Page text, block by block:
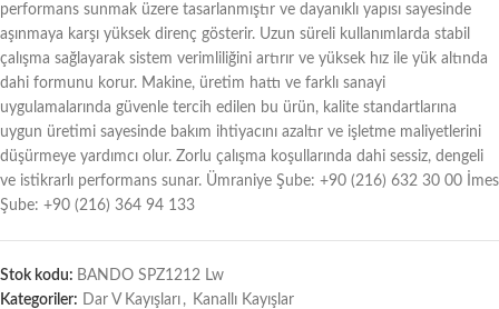
performans sunmak üzere tasarlanmıştır ve dayanıklı yapısı sayesinde
aşınmaya karşı yüksek direnç gösterir. Uzun süreli kullanımlarda stabil
çalışma sağlayarak sistem verimliliğini artırır ve yüksek hız ile yük altında
dahi formunu korur. Makine, üretim hattı ve farklı sanayi
uygulamalarında güvenle tercih edilen bu ürün, kalite standartlarına
uygun üretimi sayesinde bakım ihtiyacını azaltır ve işletme maliyetlerini
düşürmeye yardımcı olur. Zorlu çalışma koşullarında dahi sessiz, dengeli
ve istikrarlı performans sunar. Ümraniye Şube: +90 (216) 632 30 00 İmes
Şube: +90 (216) 364 94 133
Stok kodu: BANDO SPZ1212 Lw
Kategoriler:
Dar V Kayışları , Kanallı Kayışlar